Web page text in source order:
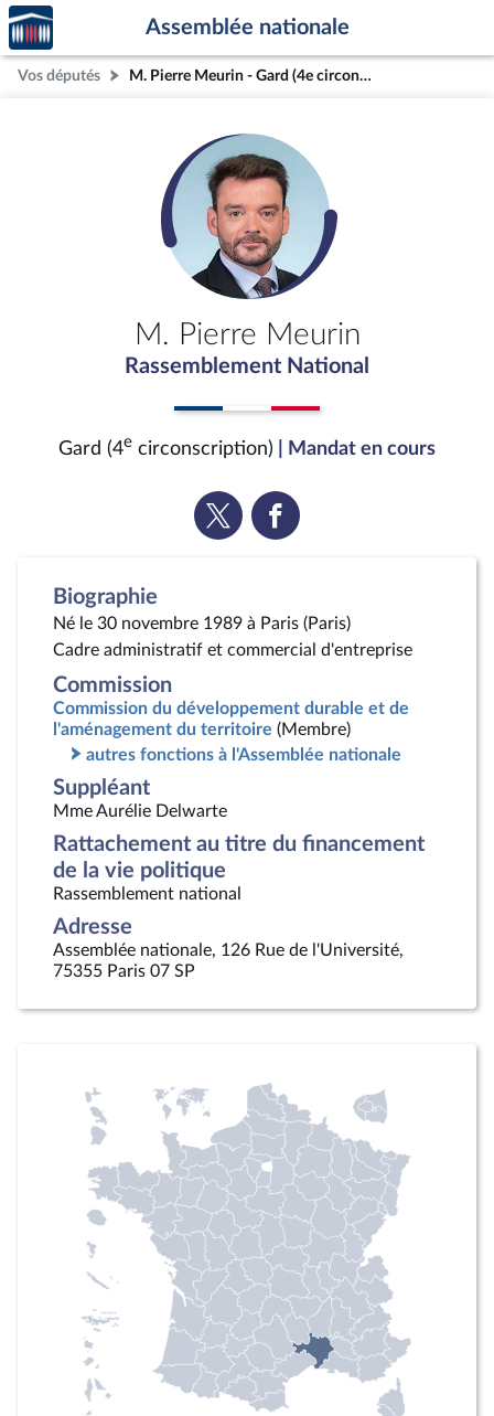
Aller au contenu
Aller en bas de la page
Accèder
à la
page
d'accueil
Assemblée nationale
Vos députés M. Pierre Meurin - Gard (4e circonscription)
M. Pierre Meurin
Rassemblement National
Gard (4e circonscription) | Mandat en cours
Voir
la
Voir
la
Biographie
Né le 30 novembre 1989 à Paris (Paris)
Cadre administratif et commercial d'entreprise
Commission
Commission du développement durable et de
l'aménagement du territoire (Membre)
autres fonctions à l'Assemblée nationale
Suppléant
Mme Aurélie Delwarte
Rattachement au titre du financement
de la vie politique
Rassemblement national
Adresse
Assemblée nationale, 126 Rue de l'Université,
75355 Paris 07 SP